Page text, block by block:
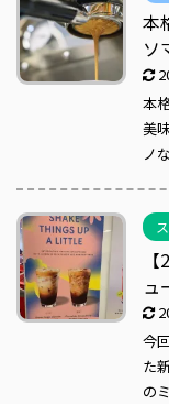
本
ソ
本
美
ノ
ュ
今
た
の